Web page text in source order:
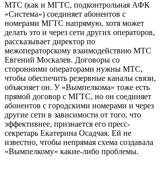
МТС (как и МГТС, подконтрольная АФК
«Система») соединяет абонентов с
номерами МГТС напрямую, хотя может
делать это и через сети других операторов,
рассказывает директор по
межоператорскому взаимодействию МТС
Евгений Москалев. Договоры со
сторонними операторами нужны МТС,
чтобы обеспечить резервные каналы связи,
объясняет он. У «Вымпелкома» тоже есть
прямой договор с МГТС, но он соединяет
абонентов с городскими номерами и через
другие сети в зависимости от того, что
эффективнее, признается его пресс-
секретарь Екатерина Осадчая. Ей не
известно, чтобы непрямая схема создавала
«Вымпелкому» какие-либо проблемы.